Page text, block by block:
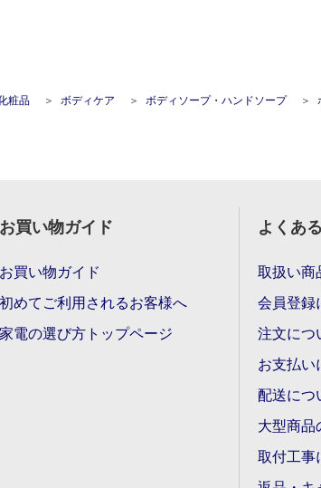
粧品 ボディケア ボディソープ・ハンドソープ
お買い物ガイド
お買い物ガイド
初めてご利用されるお客様へ
家電の選び方トップページ
よくあ
取扱い商
会員登録
注文につ
お支払い
配送につ
大型商品
取付工事